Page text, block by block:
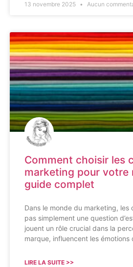
13 novembre 2025 Aucun
Comment choisir les
marketing pour votre
guide complet
Dans le monde du marketing, les
pas simplement une question
jouent un rôle crucial dans la
marque, influencent les émotions
LIRE LA SUITE >>